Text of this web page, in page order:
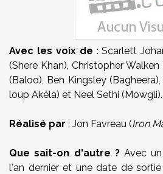
Avec les voix de : Scarlett
(Shere Khan), Christopher
(Baloo), Ben Kingsley
loup Akéla) et Neel Sethi (Mowgli).
Réalisé par : Jon Favreau (Iron
Que sait-on d'autre ?Avec
l'an dernier et une date de